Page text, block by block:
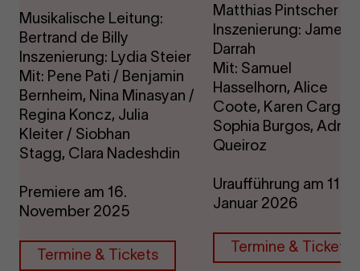
Musikalische Leitung:
Bertrand de Billy
Inszenierung: Lydia Steier
Mit: Pene Pati / Benjamin
Bernheim, Nina Minasyan /
Regina Koncz, Julia
Kleiter / Siobhan
Stagg, Clara Nadeshdin
Premiere am 16.
November 2025
Termine & Tickets
Matthias Pintscher
Inszenierung: James
Darrah
Mit: Samuel
Hasselhorn, Alice
Coote, Karen Cargill,
Sophia Burgos,
Queiroz
Uraufführung am 11.
Januar 2026
Termine & Tickets